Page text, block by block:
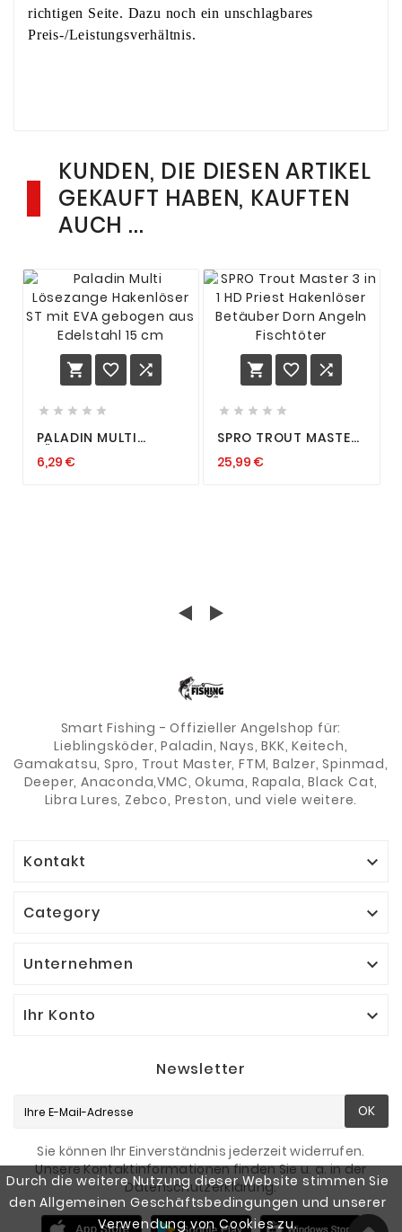
Durch die weitere Nutzung dieser Website stimmen Sie
den Allgemeinen Geschäftsbedingungen und unserer
Verwendung von Cookies zu.
richtigen Seite. Dazu noch ein unschlagbares
Preis-/Leistungsverhältnis.
KUNDEN, DIE DIESEN ARTIKEL
GEKAUFT HABEN, KAUFTEN
AUCH ...
  
    
PALADIN MULTI
HAKENLÖSER ST MIT
6,29 €
  
    
SPRO TROUT MASTER
HAKENLÖSER
25,99 €
Smart Fishing - Offizieller Angelshop für:
Lieblingsköder, Paladin, Nays, BKK, Keitech,
Gamakatsu, Spro, Trout Master, FTM, Balzer, Spinmad,
Deeper, Anaconda,VMC, Okuma, Rapala, Black Cat,
Libra Lures, Zebco, Preston, und viele weitere.
Kontakt 
Category 
Unternehmen 
Ihr Konto 
Newsletter
OK
Sie können Ihr Einverständnis jederzeit widerrufen.
Unsere Kontaktinformationen finden Sie u. a. in der
Datenschutzerklärung.